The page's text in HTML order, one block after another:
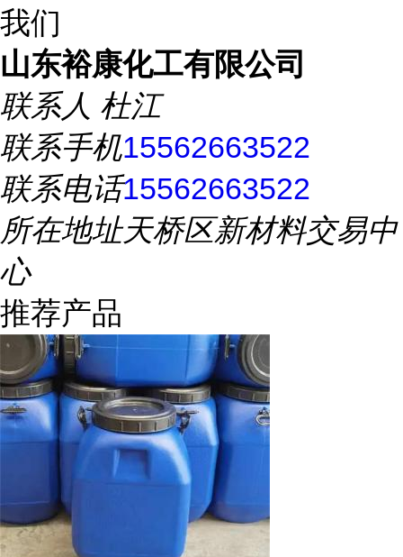
我们
山东裕康化工有限公司
联系人 杜江
联系手机15562663522
联系电话15562663522
所在地址天桥区新材料交易中
心
推荐产品